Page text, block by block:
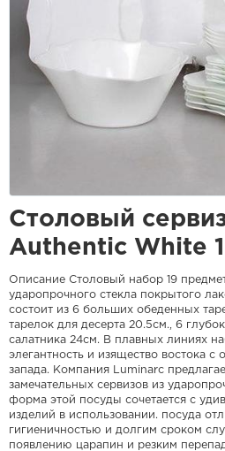
Столовый
Authentic White
Описание Столовый набор 19
ударопрочного стекла покрытого
состоит из 6 больших обеденных
тарелок для десерта 20.5см., 6
салатника 24см. В плавных линиях
элегантность и изящество востока с
запада. Компания Luminarc
замечательных сервизов из
форма этой посуды сочетается с
изделий в использовании. посуда
гигиеничностью и долгим сроком
появлению царапин и резким